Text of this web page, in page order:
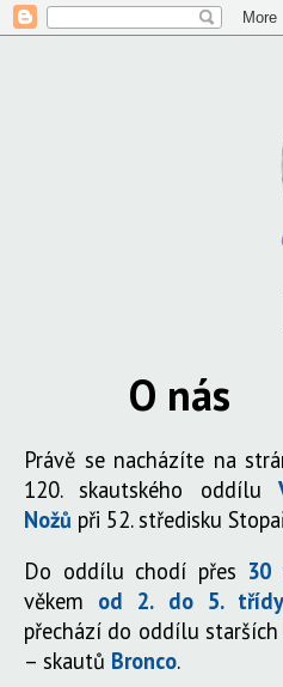
O nás
Právě se nacházíte na
120. skautského oddílu
Nožů při 52. středisku
Do oddílu chodí přes 30
věkem od 2. do 5. třídy
přechází do oddílu
– skautů Bronco.